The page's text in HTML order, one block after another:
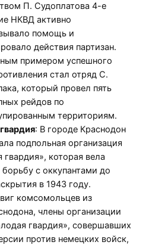
П. Судоплатова 4-е
НКВД активно
помощь и
действия партизан.
примером успешного
стал отряд С.
который провел пять
рейдов по
территориям.
: В городе Краснодон
подпольная организация
которая вела
с оккупантами до
в 1943 году.
комсомольцев из
члены организации
гвардия», совершавших
против немецких войск,